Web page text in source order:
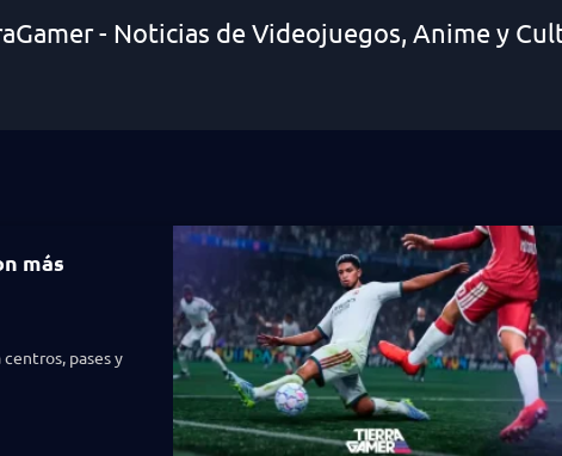
- Noticias de Videojuegos, Anime y
más
pases y